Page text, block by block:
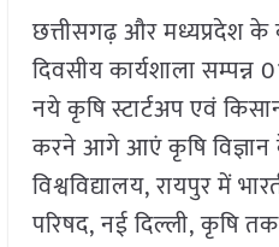
छत्तीसगढ़ और मध्यप्रदेश के
दिवसीय कार्यशाला
नये कृषि स्टार्टअप एवं
करने आगे आएं कृषि विज्ञान
विश्वविद्यालय, रायपुर में
परिषद, नई दिल्ली, कृषि